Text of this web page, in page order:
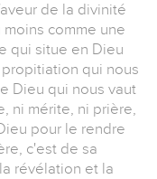
de la divinité
comme une
qui situe en Dieu
qui nous
Dieu qui nous vaut
ni mérite, ni prière,
pour le rendre
c'est de sa
révélation et la